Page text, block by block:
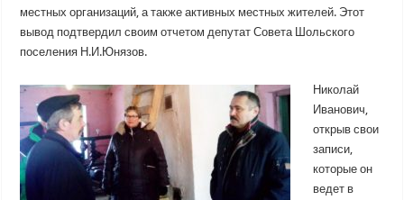
местных организаций, а также активных местных жителей. Этот
вывод подтвердил своим отчетом депутат Совета Шольского
поселения Н.И.Юнязов.
Николай
Иванович,
открыв свои
записи,
которые он
ведет в